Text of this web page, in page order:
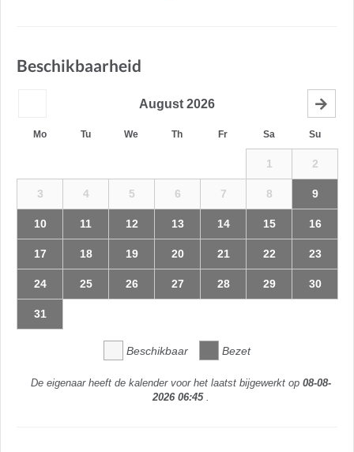
Beschikbaarheid
August 2026
Mo Tu We Th Fr Sa Su
1 2
3 4 5 6 7 8 9
10 11 12 13 14 15 16
17 18 19 20 21 22 23
24 25 26 27 28 29 30
31
Beschikbaar Bezet
De eigenaar heeft de kalender voor het laatst bijgewerkt op 08-08-
2026 06:45 .